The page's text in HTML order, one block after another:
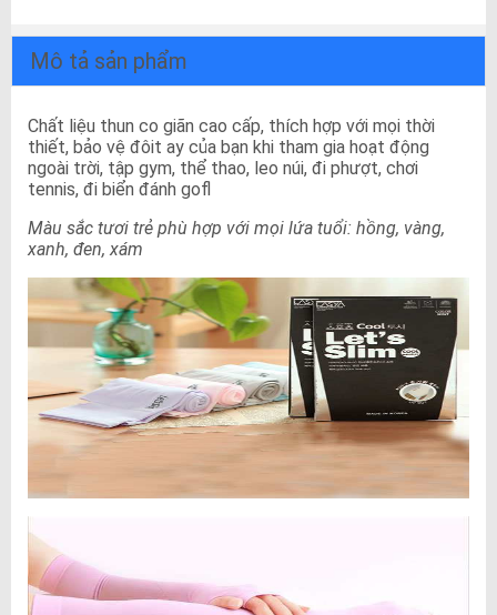
Mô tả sản phẩm
Chất liệu thun co giãn cao cấp, thích hợp với mọi thời
thiết, bảo vệ đôit ay của bạn khi tham gia hoạt động
ngoài trời, tập gym, thể thao, leo núi, đi phượt, chơi
tennis, đi biển đánh gofl
Màu sắc tươi trẻ phù hợp với mọi lứa tuổi: hồng, vàng,
xanh, đen, xám